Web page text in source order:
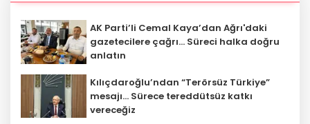
AK Parti’li Cemal Kaya’dan Ağrı'daki
gazetecilere çağrı... Süreci halka doğru
anlatın
Kılıçdaroğlu’ndan “Terörsüz Türkiye”
mesajı... Sürece tereddütsüz katkı
vereceğiz